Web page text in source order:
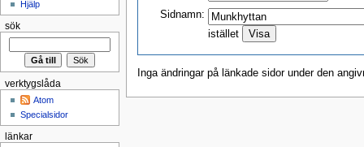
Sidnamn:
istället
Inga ändringar på länkade sidor under den
Hjälp
sök
verktygslåda
Atom
Specialsidor
länkar